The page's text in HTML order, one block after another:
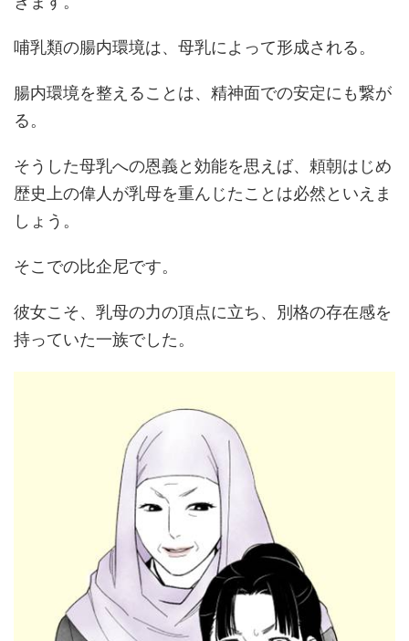
哺乳類の腸内環境は、母乳によって形成される。
腸内環境を整えることは、精神面での安定にも繋が
る。
そうした母乳への恩義と効能を思えば、頼朝はじめ
歴史上の偉人が乳母を重んじたことは必然といえま
しょう。
そこでの比企尼です。
彼女こそ、乳母の力の頂点に立ち、別格の存在感を
持っていた一族でした。